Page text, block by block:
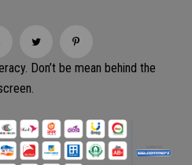
Don’t be mean behind the